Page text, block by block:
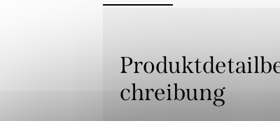
chreibung